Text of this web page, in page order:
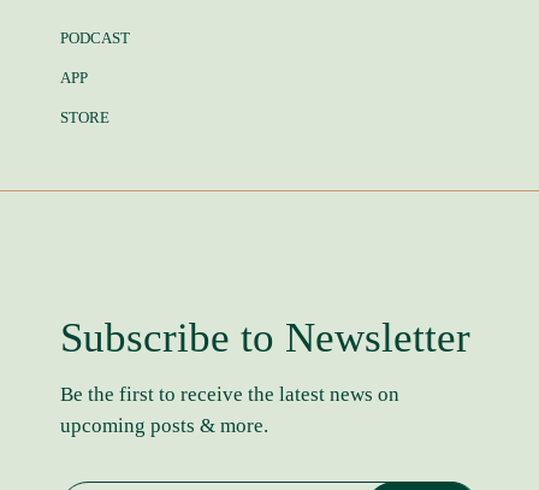
PODCAST
APP
STORE
Subscribe to Newsletter
Be the first to receive the latest news on
upcoming posts & more.